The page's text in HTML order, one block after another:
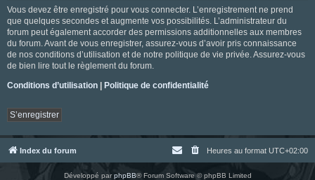
Vous devez être enregistré pour vous connecter. L’enregistrement ne prend
que quelques secondes et augmente vos possibilités. L’administrateur du
forum peut également accorder des permissions additionnelles aux membres
du forum. Avant de vous enregistrer, assurez-vous d’avoir pris connaissance
de nos conditions d’utilisation et de notre politique de vie privée. Assurez-vous
de bien lire tout le règlement du forum.
Conditions d’utilisation | Politique de confidentialité
S’enregistrer
Index du forum Heures au format UTC+02:00
Développé parphpBB® Forum Software © phpBB Limited